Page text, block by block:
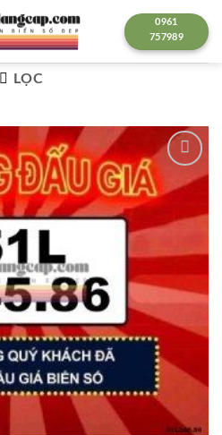
0961
757989
LỌC
Lưu